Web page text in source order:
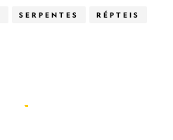
SERPENTES RÉPTEIS